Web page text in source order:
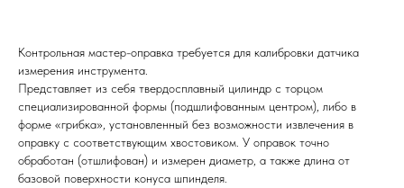
Контрольная мастер-оправка требуется для калибровки датчика
измерения инструмента.
Представляет из себя твердосплавный цилиндр с торцом
специализированной формы (подшлифованным центром), либо в
форме «грибка», установленный без возможности извлечения в
оправку с соответствующим хвостовиком. У оправок точно
обработан (отшлифован) и измерен диаметр, а также длина от
базовой поверхности конуса шпинделя.